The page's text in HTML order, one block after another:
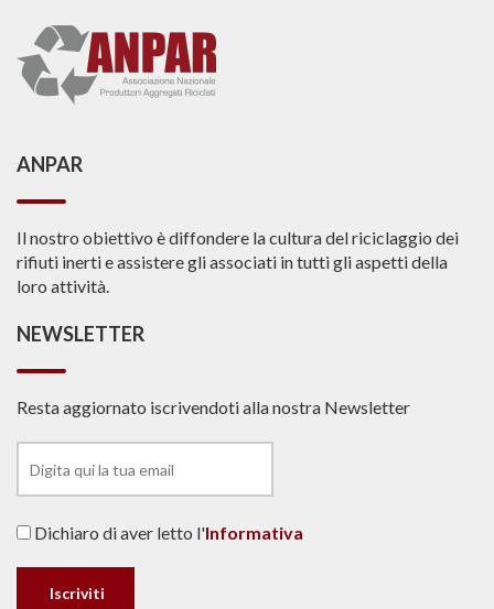
ANPAR
Il nostro obiettivo è diffondere la cultura del riciclaggio dei
rifiuti inerti e assistere gli associati in tutti gli aspetti della
loro attività.
NEWSLETTER
Resta aggiornato iscrivendoti alla nostra Newsletter
Dichiaro di aver letto l'Informativa